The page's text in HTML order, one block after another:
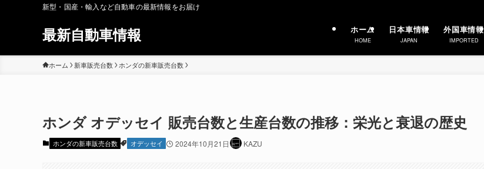
新型・国産・輸入など自動車の最新情報をお届け
最新自動車情報 ホーム
HOME
日本車情報
JAPAN
外国車情報
IMPORTED
ホーム 新車販売台数 ホンダの新車販売台数
ホンダ オデッセイ 販売台数と生産台数の推移：栄光と衰退の歴史
ホンダの新車販売台数 オデッセイ 2024年10月21日 KAZU